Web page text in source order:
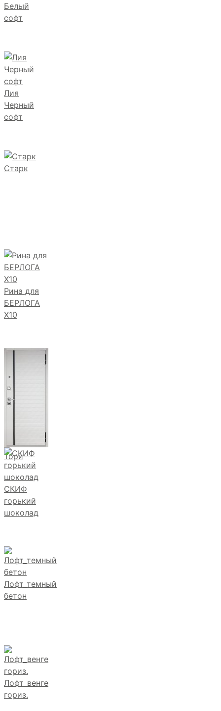
Белый
софт
Лия
Черный
софт
Старк
Рина для
БЕРЛОГА
Х10
Тори
СКИФ
горький
шоколад
Лофт_темный
бетон
Лофт_венге
гориз.